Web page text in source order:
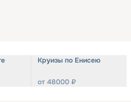
Круизы по Енисею
от 48000 ₽